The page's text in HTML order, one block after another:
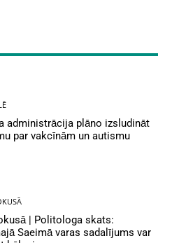
administrācija plāno izsludināt
par vakcīnām un autismu
| Politologa skats:
Saeimā varas sadalījums var